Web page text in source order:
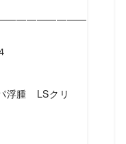
浮腫 LSクリ